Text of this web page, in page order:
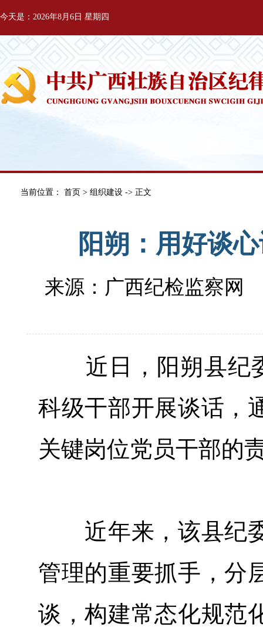
今天是：2026年8月6日 星期四
当前位置： 首页 > 组织建设 -> 正文
阳朔：用好谈
来源：广西纪检监察
近日，阳朔县纪委
科级干部开展谈话，
关键岗位党员干部的
近年来，该县纪委
管理的重要抓手，分
谈，构建常态化规范